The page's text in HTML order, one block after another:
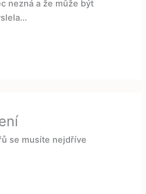
nezná a že může být
se musíte nejdříve